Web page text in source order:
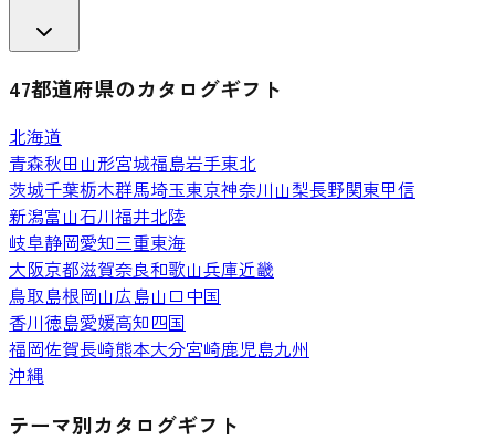
47都道府県のカタログギフト
北海道
青森秋田 山形宮城福島岩手東北
茨城千葉栃木群馬埼玉東京神奈川山梨長野関東甲信
新潟富山石川福井北陸
岐阜静岡愛知三重東海
大阪京都滋賀奈良和歌山兵庫近畿
鳥取島根岡山広島山口 中国
香川徳島愛媛高知四国
福岡佐賀長崎熊本大分宮崎鹿児島九州
沖縄
テーマ別カタログギフト